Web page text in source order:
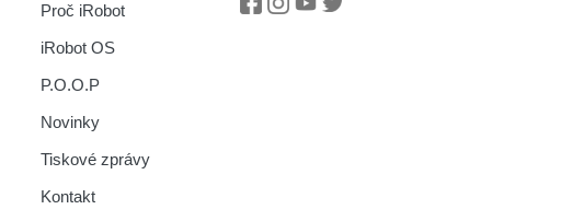
Proč iRobot
iRobot OS
P.O.O.P
Novinky
Tiskové zprávy
Kontakt
Facebook
Instagram
Youtube